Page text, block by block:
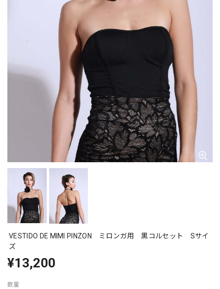
VESTIDO DE MIMI PINZON ミロンガ用 黒コルセット Sサイ
ズ
¥13,200
数量